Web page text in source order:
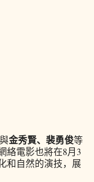
金秀賢、裴勇俊等
絡電影也將在8月3
和自然的演技，展